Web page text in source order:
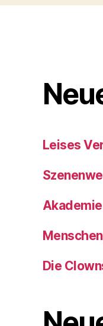
Leises
Die